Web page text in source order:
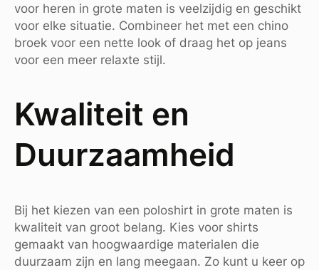
voor heren in grote maten is veelzijdig en geschikt
voor elke situatie. Combineer het met een chino
broek voor een nette look of draag het op jeans
voor een meer relaxte stijl.
Kwaliteit en
Duurzaamheid
Bij het kiezen van een poloshirt in grote maten is
kwaliteit van groot belang. Kies voor shirts
gemaakt van hoogwaardige materialen die
duurzaam zijn en lang meegaan. Zo kunt u keer op